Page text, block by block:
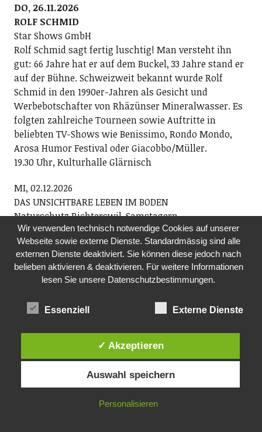
DO, 26.11.2026
ROLF SCHMID
Star Shows GmbH
Rolf Schmid sagt fertig luschtig! Man versteht ihn
gut: 66 Jahre hat er auf dem Buckel, 33 Jahre stand er
auf der Bühne. Schweizweit bekannt wurde Rolf
Schmid in den 1990er-Jahren als Gesicht und
Werbebotschafter von Rhäzünser Mineralwasser. Es
folgten zahlreiche Tourneen sowie Auftritte in
beliebten TV-Shows wie Benissimo, Rondo Mondo,
Arosa Humor Festival oder Giacobbo/Müller.
19.30 Uhr, Kulturhalle Glärnisch
MI, 02.12.2026
DAS UNSICHTBARE LEBEN IM BODEN
Naturschutz Richterswil-Samstagern
Wir erhalten Einblicke in den Mikrokosmos an
Bakterien, Pilzen und weiteren Kleinstlebewesen im
Boden und ihre immense Bedeutung für gesunde,
fruchtbare Böden.
19.45 Uhr, Haus zum Bären, Ortsmuseum Richterswil
DO, 03.12.2026
Pro Senectute, Ortsvertretung Richterswil
Mittagstisch für Seniorinnen und Senioren
ab 60. Im Anschluss Film. Anmeldung an
Fredi Reist, Tel. 044 784 88 52 oder per E-Mail:
12.00 Uhr, reformiertes Kirchgemeindehaus
Wir verwenden technisch notwendige Cookies auf unserer
Webseite sowie externe Dienste. Standardmässig sind alle
externen Dienste deaktiviert. Sie können diese jedoch nach
belieben aktivieren & deaktivieren. Für weitere Informationen
lesen Sie unsere Datenschutzbestimmungen.
Essenziell Externe Dienste
✓ Akzeptieren
Auswahl speichern
Personalisieren